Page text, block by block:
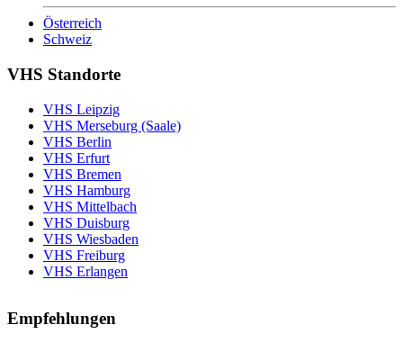
Österreich
Schweiz
VHS Standorte
VHS Leipzig
VHS Merseburg (Saale)
VHS Berlin
VHS Erfurt
VHS Bremen
VHS Hamburg
VHS Mittelbach
VHS Duisburg
VHS Wiesbaden
VHS Freiburg
VHS Erlangen
Empfehlungen